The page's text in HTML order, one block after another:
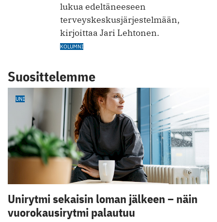
lukua edeltäneeseen
terveyskeskusjärjestelmään,
kirjoittaa Jari Lehtonen.
KOLUMNI
Suosittelemme
UNI
Unirytmi sekaisin loman jälkeen – näin
vuorokausirytmi palautuu